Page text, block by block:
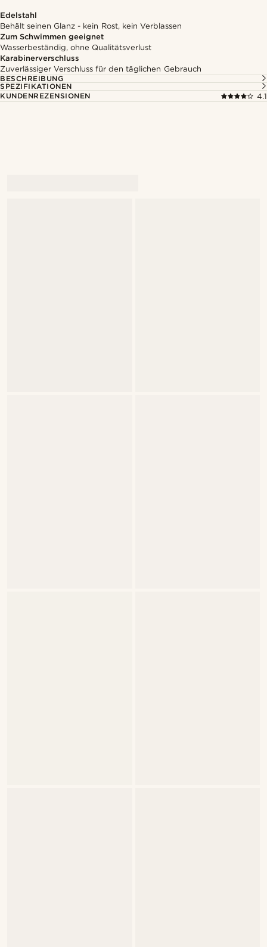
Edelstahl
Behält seinen Glanz - kein Rost, kein Verblassen
Zum Schwimmen geeignet
Wasserbeständig, ohne Qualitätsverlust
Karabinerverschluss
Zuverlässiger Verschluss für den täglichen Gebrauch
BESCHREIBUNG
SPEZIFIKATIONEN
KUNDENREZENSIONEN
4.1